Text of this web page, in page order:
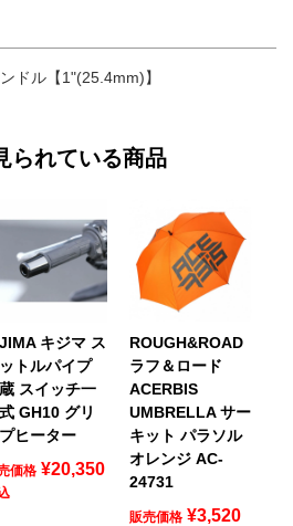
ドル【1"(25.4mm)】
られている商品
キジマ ス
トルパイプ
スイッチ一
GH10 グリ
ヒーター
価格 ¥20,350
ROUGH&ROAD
ラフ＆ロード
ACERBIS
UMBRELLA サー
キット パラソル
オレンジ AC-
24731
販売価格 ¥3,520